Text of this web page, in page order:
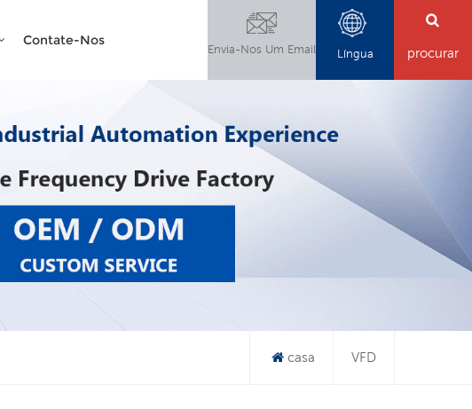
Contate-Nos
Envia-Nos Um Email Língua procurar
casa VFD